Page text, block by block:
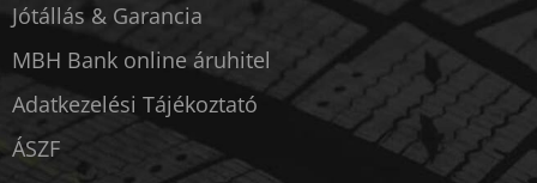
Jótállás & Garancia
MBH Bank online áruhitel
Adatkezelési Tájékoztató
ÁSZF